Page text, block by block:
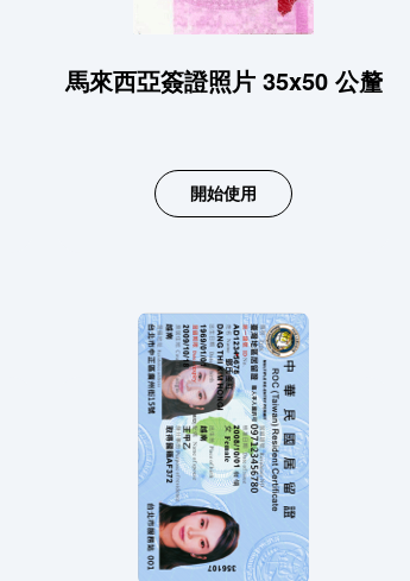
馬來西亞簽證照片 35x50 公釐
開始使用